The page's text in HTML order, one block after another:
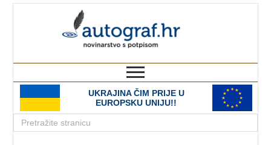
UKRAJINA ČIM PRIJE U
EUROPSKU UNIJU!!